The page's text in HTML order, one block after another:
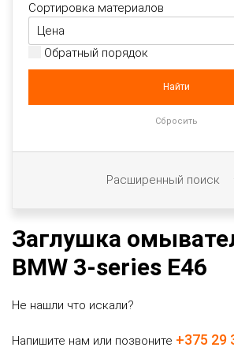
Заглушка
BMW 3-series E46
Не нашли что искали?
Напишите нам или позвоните +375 29
Сортировка материалов
Обратный порядок
Расширенный поиск